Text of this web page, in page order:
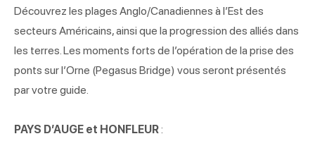
Découvrez les plages Anglo/Canadiennes à l’Est des
secteurs Américains, ainsi que la progression des alliés dans
les terres. Les moments forts de l’opération de la prise des
ponts sur l’Orne (Pegasus Bridge) vous seront présentés
par votre guide.
PAYS D’AUGE et HONFLEUR: